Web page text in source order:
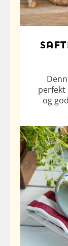
perfekt
og